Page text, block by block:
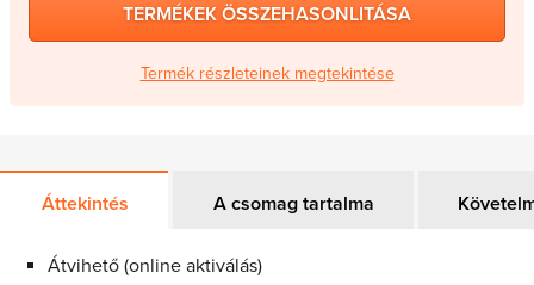
TERMÉKEK ÖSSZEHASONLITÁSA
Termék részleteinek megtekintése
Áttekintés A csomag tartalma
Átvihető (online aktiválás)